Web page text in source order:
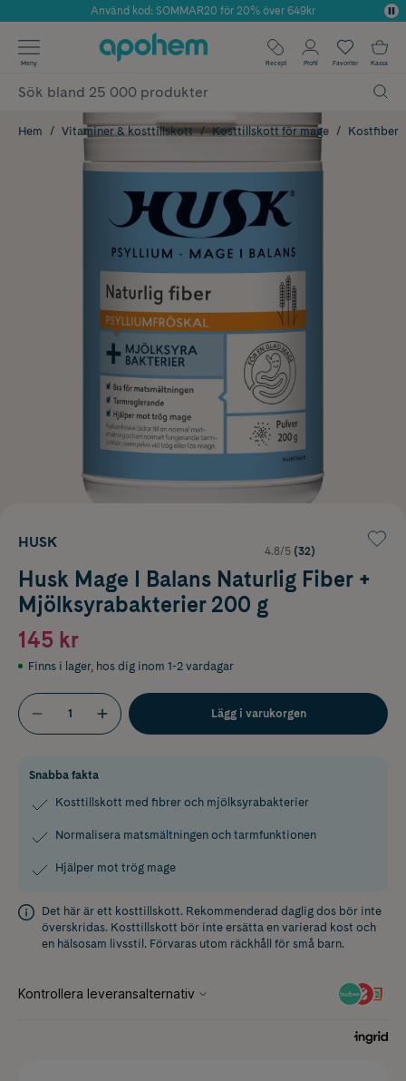
Årets Butik 2025 inom Skönhet
Använd kod: SOMMAR20 för 20% över 649kr
✓ Fri frakt
✓ Poäng på alla köp*
Meny Recept Profil Favoriter Kassa
Hem Vitaminer & kosttillskott Kosttillskott för mage Kostfiber
HUSK
4.8/5 (32)
Husk Mage I Balans Naturlig Fiber +
Mjölksyrabakterier 200 g
145 kr
Finns i lager, hos dig inom 1-2 vardagar
Lägg i varukorgen
Snabba fakta
Kosttillskott med fibrer och mjölksyrabakterier
Normalisera matsmältningen och tarmfunktionen
Hjälper mot trög mage
Det här är ett kosttillskott. Rekommenderad daglig dos bör inte
överskridas. Kosttillskott bör inte ersätta en varierad kost och
en hälsosam livsstil. Förvaras utom räckhåll för små barn.